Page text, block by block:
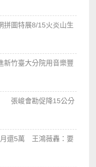
圖特展8/15火炎山生
竹臺大分院用音樂豐
張峻會勘促降15公分
還5萬 王鴻薇轟：要